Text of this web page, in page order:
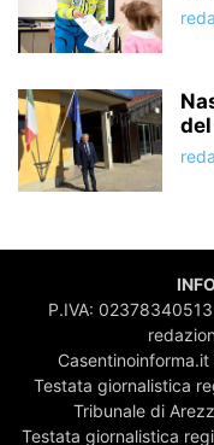
P.IVA:
Testata giornalistica
Tribunale di
Testata giornalistica